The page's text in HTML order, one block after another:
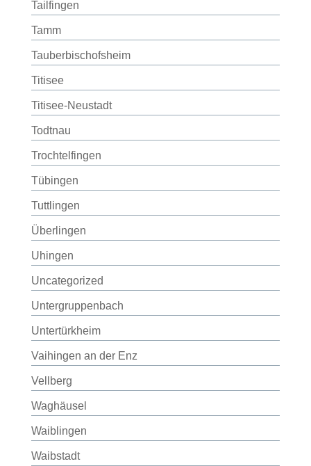
Tailfingen
Tamm
Tauberbischofsheim
Titisee
Titisee-Neustadt
Todtnau
Trochtelfingen
Tübingen
Tuttlingen
Überlingen
Uhingen
Uncategorized
Untergruppenbach
Untertürkheim
Vaihingen an der Enz
Vellberg
Waghäusel
Waiblingen
Waibstadt